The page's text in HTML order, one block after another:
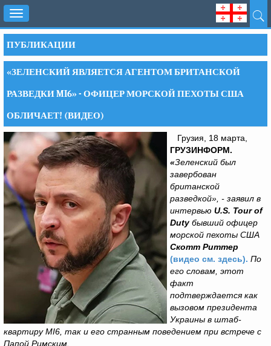
Toggle
navigation
ПУБЛИКАЦИИ
«ЗЕЛЕНСКИЙ ЯВЛЯЕТСЯ АГЕНТОМ БРИТАНСКОЙ
РАЗВЕДКИ MI6» - ОФИЦЕР МОРСКОЙ ПЕХОТЫ США
ОБЛИЧАЕТ! (ВИДЕО)
Грузия, 18 марта,
ГРУЗИНФОРМ.
«Зеленский был
завербован
британской
разведкой», - заявил в
интервью U.S. Tour of
Dutyбывший офицер
морской пехоты США
Скотт Риттер
(видео см. здесь). По
его словам, этот
факт
подтверждается как
вызовом президента
Украины в штаб-
квартиру MI6, так и его странным поведением при встрече с
Папой Римским.